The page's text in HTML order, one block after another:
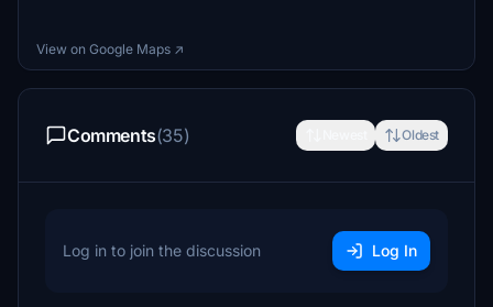
View on Google Maps ↗
Comments(35) Oldest
Log in to join the discussion Log In